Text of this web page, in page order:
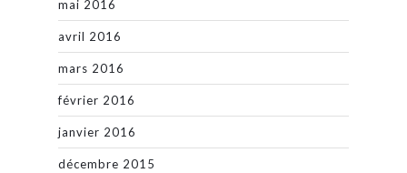
mai 2016
avril 2016
mars 2016
février 2016
janvier 2016
décembre 2015